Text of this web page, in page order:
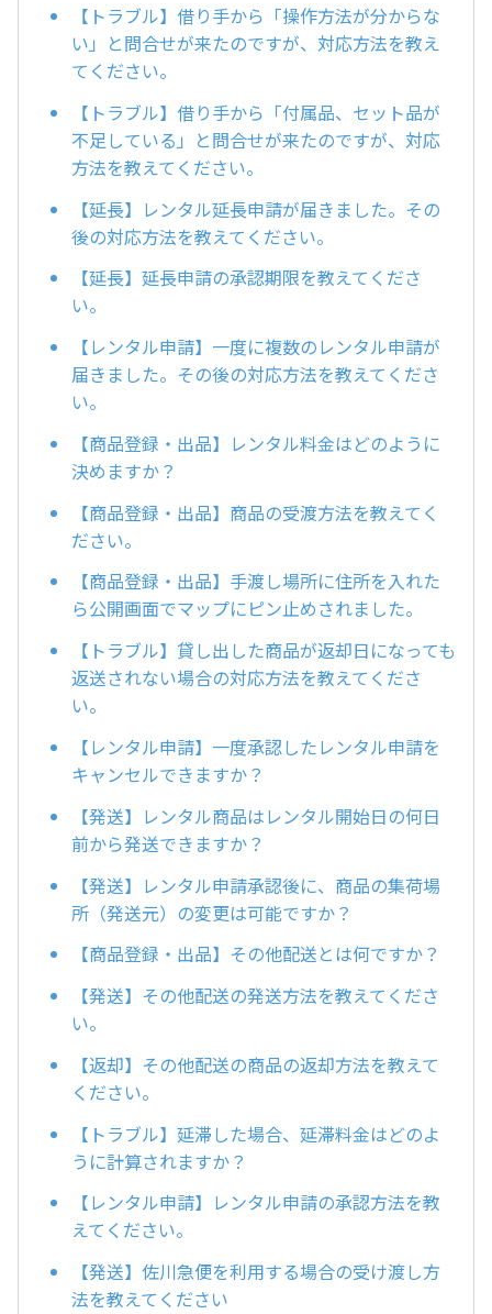
【トラブル】借り手から「操作方法が分からな
い」と問合せが来たのですが、対応方法を教え
てください。
【トラブル】借り手から「付属品、セット品が
不足している」と問合せが来たのですが、対応
方法を教えてください。
【延長】レンタル延長申請が届きました。その
後の対応方法を教えてください。
【延長】延長申請の承認期限を教えてくださ
い。
【レンタル申請】一度に複数のレンタル申請が
届きました。その後の対応方法を教えてくださ
い。
【商品登録・出品】レンタル料金はどのように
決めますか？
【商品登録・出品】商品の受渡方法を教えてく
ださい。
【商品登録・出品】手渡し場所に住所を入れた
ら公開画面でマップにピン止めされました。
【トラブル】貸し出した商品が返却日になっても
返送されない場合の対応方法を教えてくださ
い。
【レンタル申請】一度承認したレンタル申請を
キャンセルできますか？
【発送】レンタル商品はレンタル開始日の何日
前から発送できますか？
【発送】レンタル申請承認後に、商品の集荷場
所（発送元）の変更は可能ですか？
【商品登録・出品】その他配送とは何ですか？
【発送】その他配送の発送方法を教えてくださ
い。
【返却】その他配送の商品の返却方法を教えて
ください。
【トラブル】延滞した場合、延滞料金はどのよ
うに計算されますか？
【レンタル申請】レンタル申請の承認方法を教
えてください。
【発送】佐川急便を利用する場合の受け渡し方
法を教えてください